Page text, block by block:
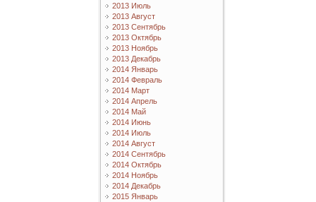
2013 Июль
2013 Август
2013 Сентябрь
2013 Октябрь
2013 Ноябрь
2013 Декабрь
2014 Январь
2014 Февраль
2014 Март
2014 Апрель
2014 Май
2014 Июнь
2014 Июль
2014 Август
2014 Сентябрь
2014 Октябрь
2014 Ноябрь
2014 Декабрь
2015 Январь